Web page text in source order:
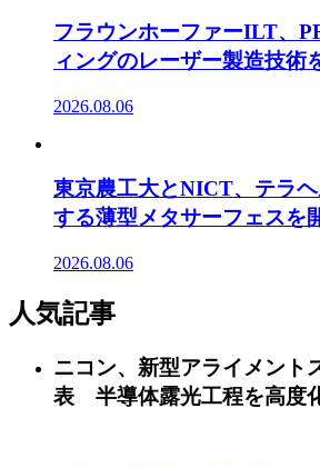
フラウンホーファーILT、
ィングのレーザー製造技術
2026.08.06
東京農工大とNICT、テラ
する薄型メタサーフェスを
2026.08.06
人気記事
ニコン、新型アライメント
表 半導体露光工程を高度